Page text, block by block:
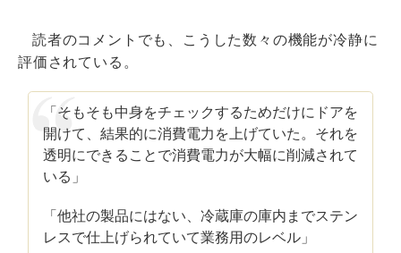
読者のコメントでも、こうした数々の機能が冷静に
評価されている。
「そもそも中身をチェックするためだけにドアを
開けて、結果的に消費電力を上げていた。それを
透明にできることで消費電力が大幅に削減されて
いる」
「他社の製品にはない、冷蔵庫の庫内までステン
レスで仕上げられていて業務用のレベル」